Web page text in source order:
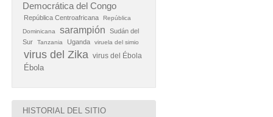
Democrática del Congo
República Centroafricana
República
Dominicana
sarampión
Sudán del
Sur
Tanzania Uganda viruela del simio
virus del Zika virus del Ébola
Ébola
HISTORIAL DEL SITIO